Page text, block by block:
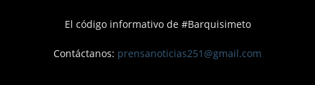
El código informativo de #Barquisimeto
Contáctanos: prensanoticias251@gmail.com